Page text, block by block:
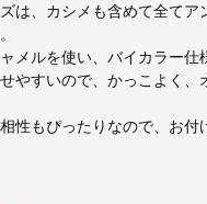
は、カシメも含めて全てア
メルを使い、バイカラー仕
やすいので、かっこよく、
性もぴったりなので、お付